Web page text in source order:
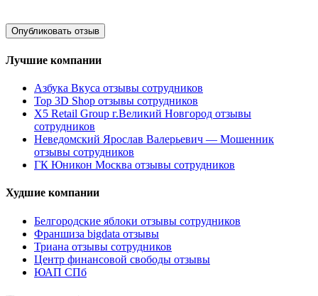
Лучшие компании
Азбука Вкуса отзывы сотрудников
Top 3D Shop отзывы сотрудников
X5 Retail Group г.Великий Новгород отзывы
сотрудников
Неведомский Ярослав Валерьевич — Мошенник
отзывы сотрудников
ГК Юникон Москва отзывы сотрудников
Худшие компании
Белгородские яблоки отзывы сотрудников
Франшиза bigdata отзывы
Триана отзывы сотрудников
Центр финансовой свободы отзывы
ЮАП СПб